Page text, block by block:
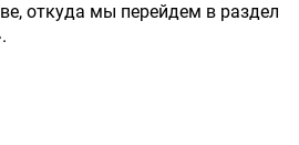
откуда мы перейдем в раздел